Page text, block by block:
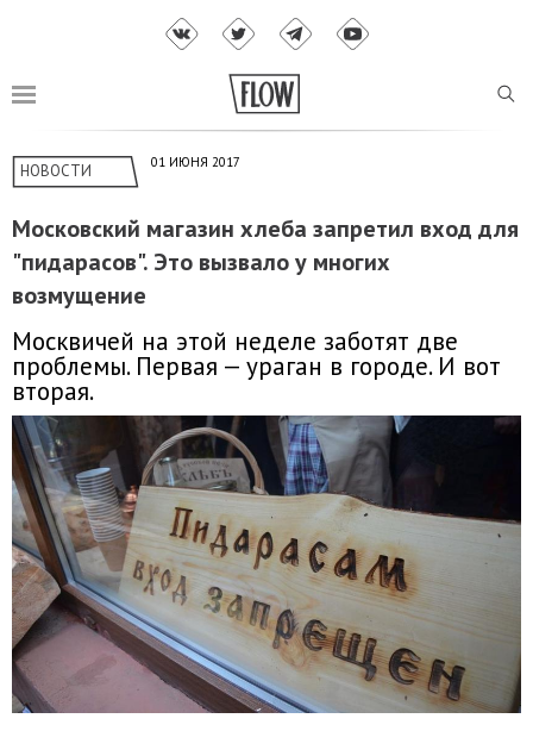
НОВОСТИ 01 ИЮНЯ 2017
Московский магазин хлеба запретил вход для
"пидарасов". Это вызвало у многих
возмущение
Москвичей на этой неделе заботят две
проблемы. Первая — ураган в городе. И вот
вторая.